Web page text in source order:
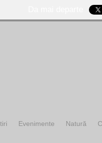
Evenimente Natură